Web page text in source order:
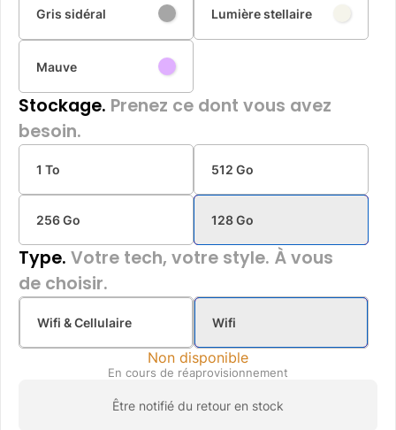
Gris sidéral Lumière stellaire
Mauve
Stockage. Prenez ce dont vous avez
besoin.
1 To 512 Go
256 Go 128 Go
Type. Votre tech, votre style. À vous
de choisir.
Wifi & Cellulaire Wifi
Non disponible
En cours de réaprovisionnement
Être notifié du retour en stock